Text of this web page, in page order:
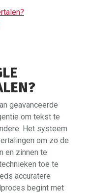
geavanceerde
om tekst te
Het systeem
om zo de
en zinnen te
toe te
accuratere
begint met